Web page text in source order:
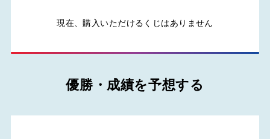
現在、購入いただけるくじはありません
優勝・成績を予想する